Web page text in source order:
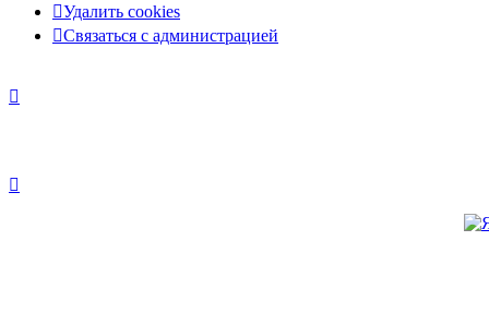
Удалить cookies
Связаться с администрацией